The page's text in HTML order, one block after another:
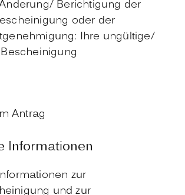
Berichtigung der
oder der
Ihre ungültige/
Antrag
Informationen
zur
und zur